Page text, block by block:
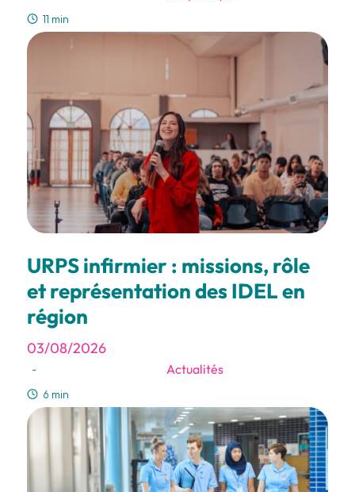
11 min
URPS infirmier : missions, rôle
et représentation des IDEL en
région
03/08/2026
- Actualités
6 min